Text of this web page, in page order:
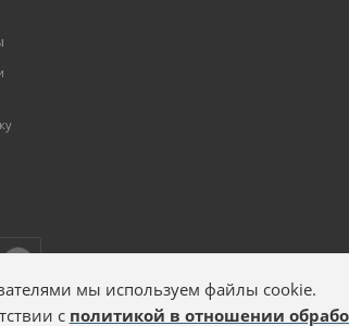
мы используем файлы cookie.
с политикой в отношении